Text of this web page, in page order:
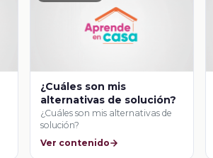
¿Cuáles son mis
alternativas de solución?
¿Cuáles son mis alternativas de
solución?
Ver contenido